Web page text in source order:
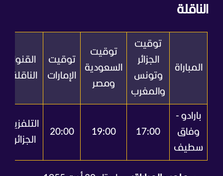
الناقلة
المباراة
توقيت
الجزائر
وتونس
والمغرب
توقيت
السعودية
ومصر
توقيت
الإمارات
القنوات
الناقلة
بارادو -
وفاق
سطيف
17:00
19:00
20:00
التلفزيون
الجزائري